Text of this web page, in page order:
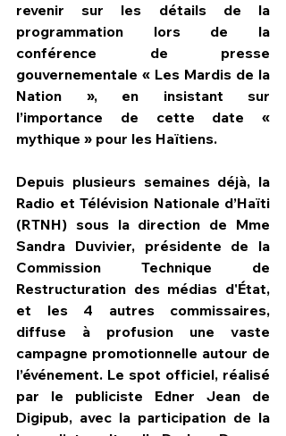
revenir sur les détails de la
programmation lors de la
conférence de presse
gouvernementale « Les Mardis de la
Nation », en insistant sur
l’importance de cette date «
mythique » pour les Haïtiens.
Depuis plusieurs semaines déjà, la
Radio et Télévision Nationale d’Haïti
(RTNH) sous la direction de Mme
Sandra Duvivier, présidente de la
Commission Technique de
Restructuration des médias d'État,
et les 4 autres commissaires,
diffuse à profusion une vaste
campagne promotionnelle autour de
l’événement. Le spot officiel, réalisé
par le publiciste Edner Jean de
Digipub, avec la participation de la